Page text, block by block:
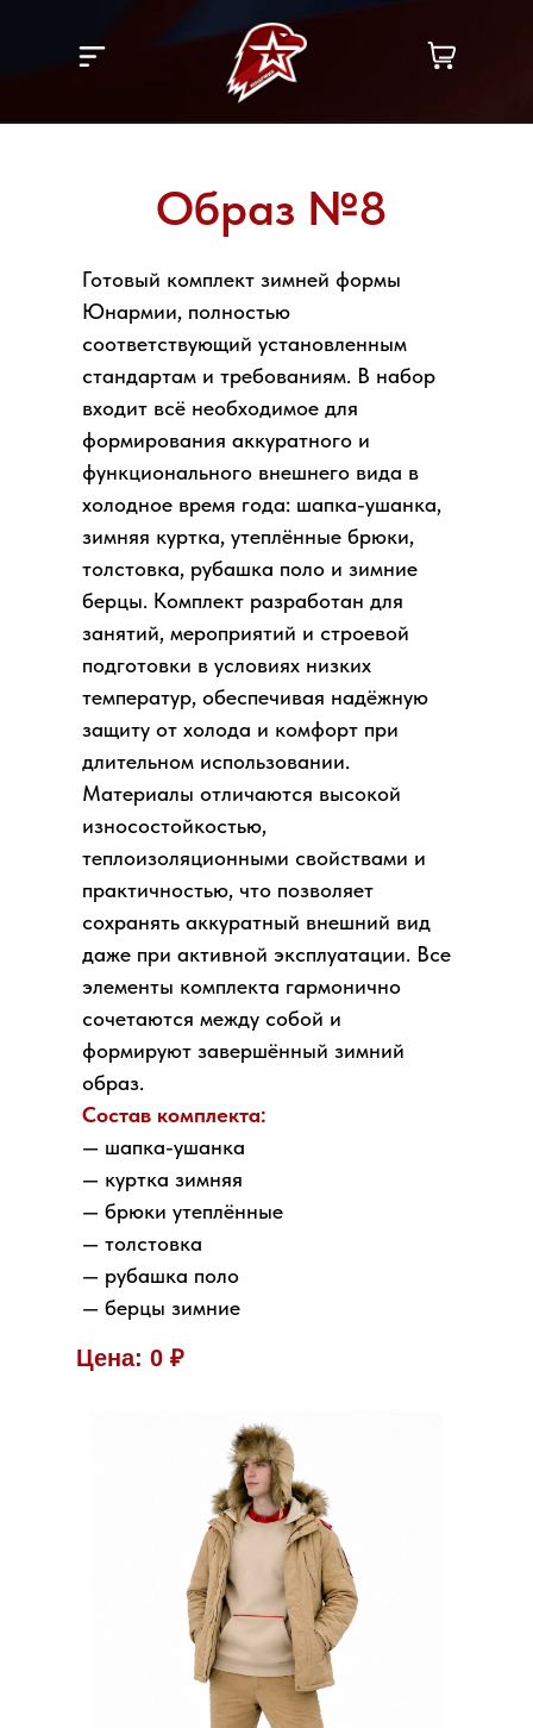
Готовый комплект зимней формы
Юнармии, полностью
соответствующий установленным
стандартам и требованиям. В набор
входит всё необходимое для
формирования аккуратного и
функционального внешнего вида в
холодное время года: шапка-ушанка,
зимняя куртка, утеплённые брюки,
толстовка, рубашка поло и зимние
берцы. Комплект разработан для
занятий, мероприятий и строевой
подготовки в условиях низких
температур, обеспечивая надёжную
защиту от холода и комфорт при
длительном использовании.
Материалы отличаются высокой
износостойкостью,
теплоизоляционными свойствами и
практичностью, что позволяет
сохранять аккуратный внешний вид
даже при активной эксплуатации. Все
элементы комплекта гармонично
сочетаются между собой и
формируют завершённый зимний
образ.
Состав комплекта:
— шапка-ушанка
— куртка зимняя
— брюки утеплённые
— толстовка
— рубашка поло
— берцы зимние
Образ №8
Цена: 0 ₽
Условия работы